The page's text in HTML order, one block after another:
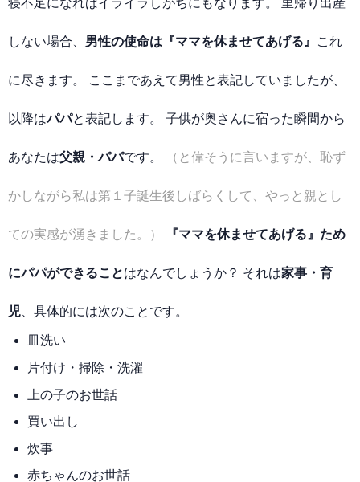
寝不足になればイライラしがちにもなります。 里帰り出産
しない場合、 男性の使命は『ママを休ませてあげる』 これ
に尽きます。 ここまであえて男性と表記していましたが、
以降はパパと表記します。 子供が奥さんに宿った瞬間から
あなたは父親・パパです。 （と偉そうに言いますが、恥ず
かしながら私は第１子誕生後しばらくして、やっと親とし
ての実感が湧きました。） 『ママを休ませてあげる』ため
にパパができることはなんでしょうか？ それは家事・育
児 、具体的には次のことです。
皿洗い
片付け・掃除・洗濯
上の子のお世話
買い出し
炊事
赤ちゃんのお世話